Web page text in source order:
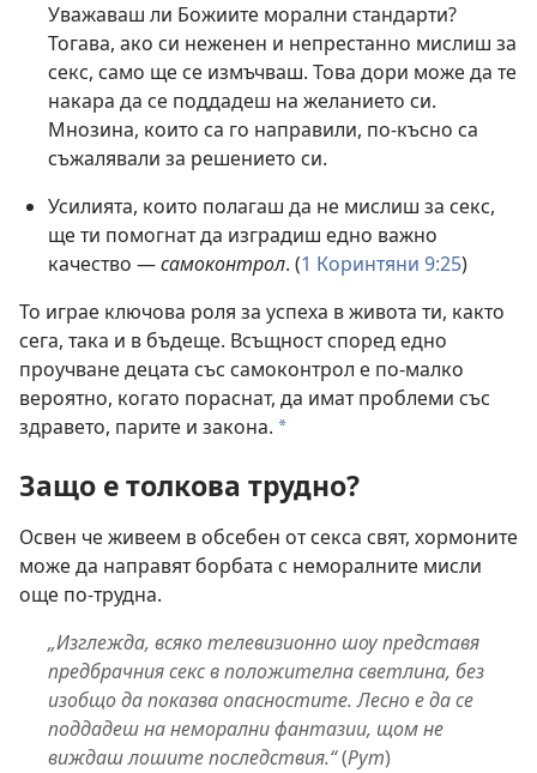
Уважаваш ли Божиите морални стандарти?
Тогава, ако си неженен и непрестанно мислиш за
секс, само ще се измъчваш. Това дори може да те
накара да се поддадеш на желанието си.
Мнозина, които са го направили, по-късно са
съжалявали за решението си.
Усилията, които полагаш да не мислиш за секс,
ще ти помогнат да изградиш едно важно
качество —самоконтрол. (1 Коринтяни 9:25)
То играе ключова роля за успеха в живота ти, както
сега, така и в бъдеще. Всъщност според едно
проучване децата със самоконтрол е по-малко
вероятно, когато пораснат, да имат проблеми със
здравето, парите и закона. a
Защо е толкова трудно?
Освен че живеем в обсебен от секса свят, хормоните
може да направят борбата с неморалните мисли
още по-трудна.
„Изглежда, всяко телевизионно шоу представя
предбрачния секс в положителна светлина, без
изобщо да показва опасностите. Лесно е да се
поддадеш на неморални фантазии, щом не
виждаш лошите последствия.“(Рут)